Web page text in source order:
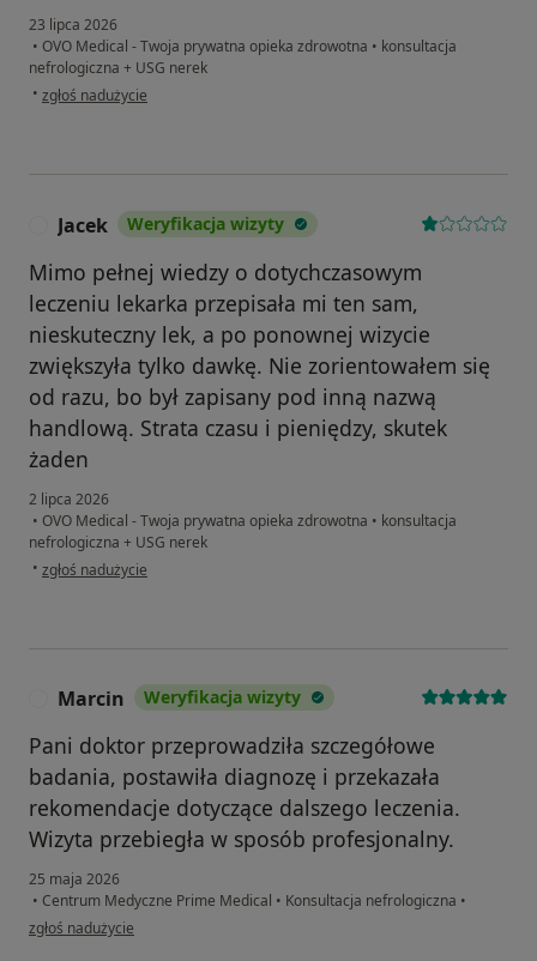
23 lipca 2026
• OVO Medical - Twoja prywatna opieka zdrowotna • konsultacja
nefrologiczna + USG nerek
• w opinii użytkownika Krzysztof
zgłoś nadużycie
Jacek Weryfikacja wizyty
Mimo pełnej wiedzy o dotychczasowym
leczeniu lekarka przepisała mi ten sam,
nieskuteczny lek, a po ponownej wizycie
zwiększyła tylko dawkę. Nie zorientowałem się
od razu, bo był zapisany pod inną nazwą
handlową. Strata czasu i pieniędzy, skutek
żaden
2 lipca 2026
• OVO Medical - Twoja prywatna opieka zdrowotna • konsultacja
nefrologiczna + USG nerek
• w opinii użytkownika Jacek
zgłoś nadużycie
Marcin Weryfikacja wizyty
Pani doktor przeprowadziła szczegółowe
badania, postawiła diagnozę i przekazała
rekomendacje dotyczące dalszego leczenia.
Wizyta przebiegła w sposób profesjonalny.
25 maja 2026
• Centrum Medyczne Prime Medical • Konsultacja nefrologiczna •
w opinii użytkownika Marcin
zgłoś nadużycie